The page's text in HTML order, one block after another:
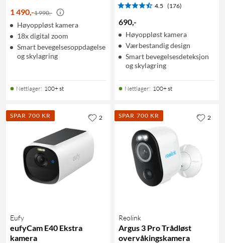
1 490,-1 990,-
Høyoppløst kamera
18x digital zoom
Smart bevegelsesoppdagelse
og skylagring
Nettlager: 100+ st
4.5 (176)
690,-
Høyoppløst kamera
Værbestandig design
Smart bevegelsesdeteksjon
og skylagring
Nettlager: 100+ st
SPAR 700 KR
Eufy
eufyCam E40 Ekstra
kamera
2 SPAR 700 KR
Reolink
Argus 3 Pro Trådløst
overvåkingskamera
2